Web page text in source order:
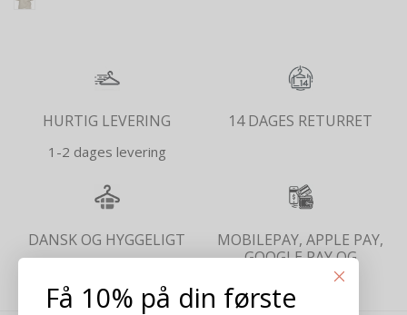
HURTIG LEVERING
1-2 dages levering
14 DAGES RETURRET
DANSK OG HYGGELIGT
MOBILEPAY, APPLE PAY,
GOOGLE PAY OG
KREDITKORT
Få 10% på din første